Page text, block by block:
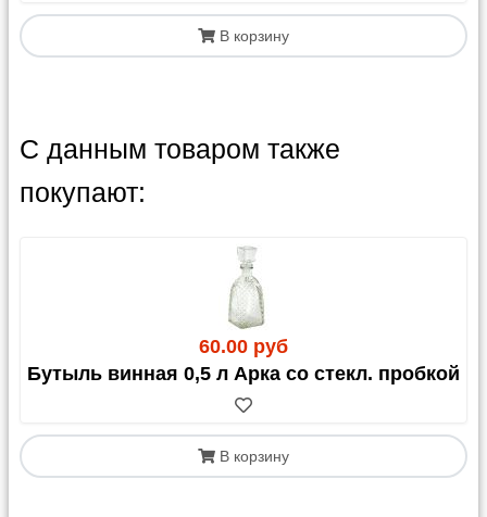
В корзину
С данным товаром также
покупают:
60.00 руб
Бутыль винная 0,5 л Арка со стекл. пробкой
В корзину